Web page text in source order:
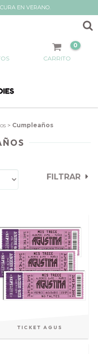
EN VERANO.
CARRITO
0
> Cumpleaños
FILTRAR
TICKET AGUS